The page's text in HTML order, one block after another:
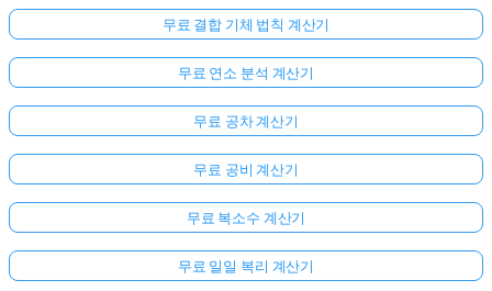
무료 결합 기체 법칙 계산기
무료 연소 분석 계산기
무료 공차 계산기
무료 공비 계산기
무료 복소수 계산기
무료 일일 복리 계산기